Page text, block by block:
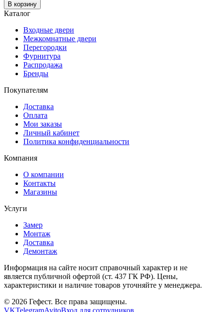
В корзину
Каталог
Входные двери
Межкомнатные двери
Перегородки
Фурнитура
Распродажа
Бренды
Покупателям
Доставка
Оплата
Мои заказы
Личный кабинет
Политика конфиденциальности
Компания
О компании
Контакты
Магазины
Услуги
Замер
Монтаж
Доставка
Демонтаж
Информация на сайте носит справочный характер и не
является публичной офертой (ст. 437 ГК РФ). Цены,
характеристики и наличие товаров уточняйте у менеджера.
© 2026 Гефест. Все права защищены.